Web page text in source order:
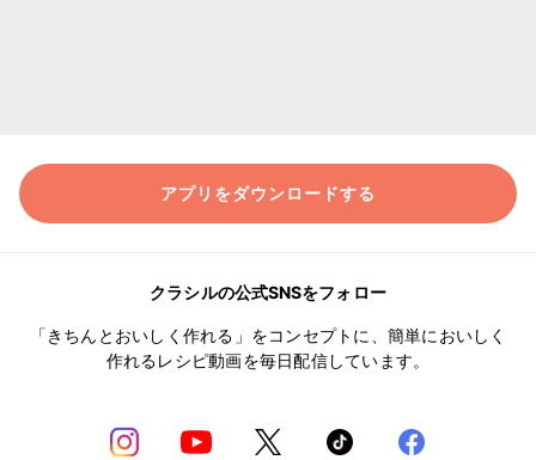
アプリをダウンロードする
クラシルの公式SNSをフォロー
「きちんとおいしく作れる」をコンセプトに、簡単においしく
作れるレシピ動画を毎日配信しています。